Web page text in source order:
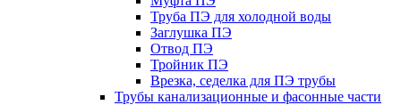
Труба ПЭ для холодной воды
Заглушка ПЭ
Отвод ПЭ
Тройник ПЭ
Врезка, седелка для ПЭ трубы
Трубы канализационные и фасонные части